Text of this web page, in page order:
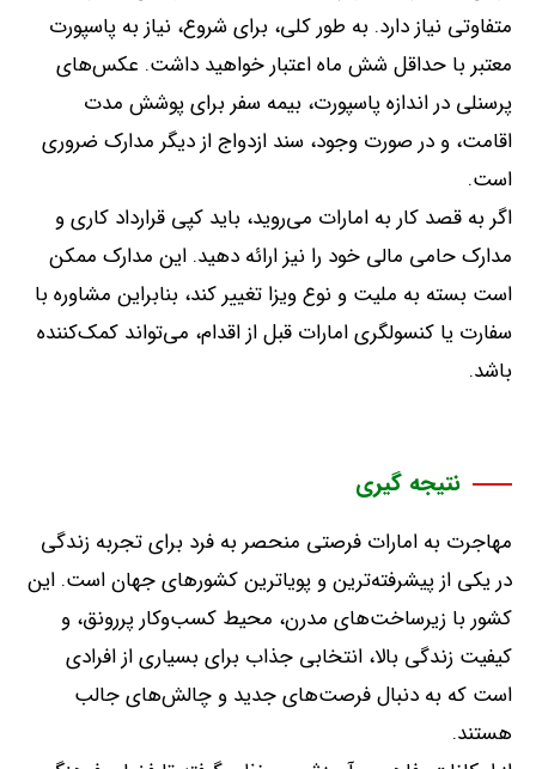
متفاوتی نیاز دارد. به طور کلی، برای شروع، نیاز به پاسپورت
معتبر با حداقل شش ماه اعتبار خواهید داشت. عکس‌های
پرسنلی در اندازه پاسپورت، بیمه سفر برای پوشش مدت
اقامت، و در صورت وجود، سند ازدواج از دیگر مدارک ضروری
است.
اگر به قصد کار به امارات می‌روید، باید کپی قرارداد کاری و
مدارک حامی مالی خود را نیز ارائه دهید. این مدارک ممکن
است بسته به ملیت و نوع ویزا تغییر کند، بنابراین مشاوره با
سفارت یا کنسولگری امارات قبل از اقدام، می‌تواند کمک‌کننده
باشد.
نتیجه گیری
مهاجرت به امارات فرصتی منحصر به فرد برای تجربه زندگی
در یکی از پیشرفته‌ترین و پویا‌ترین کشورهای جهان است. این
کشور با زیرساخت‌های مدرن، محیط کسب‌وکار پررونق، و
کیفیت زندگی بالا، انتخابی جذاب برای بسیاری از افرادی
است که به دنبال فرصت‌های جدید و چالش‌های جالب
هستند.